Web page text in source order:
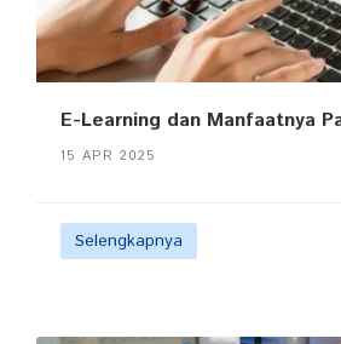
E-Learning dan Manfaatnya
15 APR 2025
Selengkapnya